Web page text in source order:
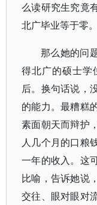
么读研究生究竟
北广毕业等于零。
那么她的问
得北广的硕士学
后。换句话说，
的能力。最糟糕
素面朝天而辩护
人几个月的口粮
一年的收入。这
比喻，告诉她说
交往、眼对眼对